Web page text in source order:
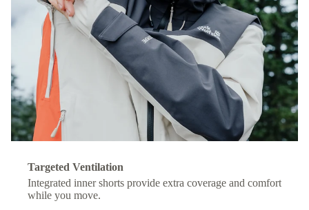
Targeted Ventilation
Integrated inner shorts provide extra coverage and comfort
while you move.